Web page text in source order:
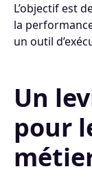
L’objectif est
la
un outil
Un
pour